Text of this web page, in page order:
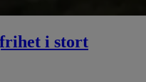
i stort